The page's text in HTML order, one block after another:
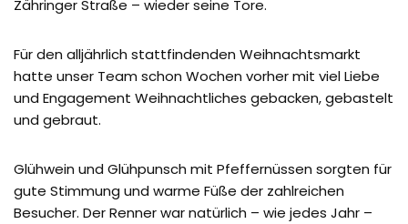
Zähringer Straße – wieder seine Tore.
Für den alljährlich stattfindenden Weihnachtsmarkt
hatte unser Team schon Wochen vorher mit viel Liebe
und Engagement Weihnachtliches gebacken, gebastelt
und gebraut.
Glühwein und Glühpunsch mit Pfeffernüssen sorgten für
gute Stimmung und warme Füße der zahlreichen
Besucher. Der Renner war natürlich – wie jedes Jahr –